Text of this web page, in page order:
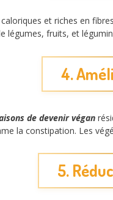
et riches en
légumes, fruits, et
4.
de devenir végan
la constipation. Les
5.